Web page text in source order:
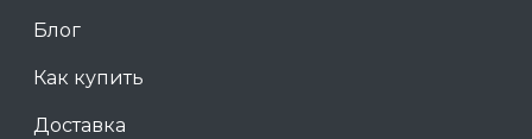
Блог
Как купить
Доставка